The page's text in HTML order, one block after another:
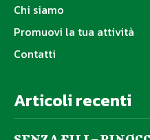
Chi siamo
Promuovi la tua attività
Contatti
Articoli recenti